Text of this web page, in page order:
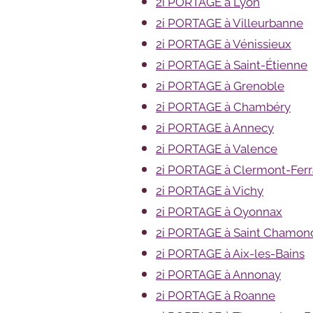
2i PORTAGE à Villeurbanne
2i PORTAGE à Vénissieux
2i PORTAGE à Saint-Étienne
2i PORTAGE à Grenoble
2i PORTAGE à Chambéry
2i PORTAGE à Annecy
2i PORTAGE à Valence
2i PORTAGE à Clermont-
2i PORTAGE à Vichy
2i PORTAGE à Oyonnax
2i PORTAGE à Saint
2i PORTAGE à Aix-les-Bains
2i PORTAGE à Annonay
2i PORTAGE à Roanne